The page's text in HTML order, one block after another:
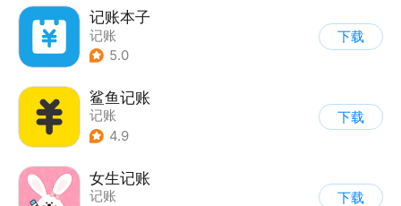
记账本子
记账
5.0
下载
鲨鱼记账
记账
4.9
下载
女生记账
记账
下载